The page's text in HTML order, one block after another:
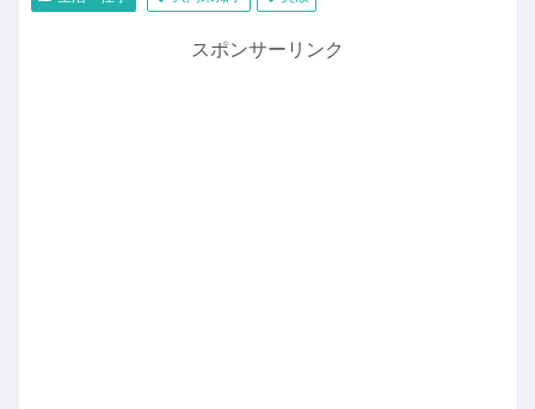
スポンサーリンク